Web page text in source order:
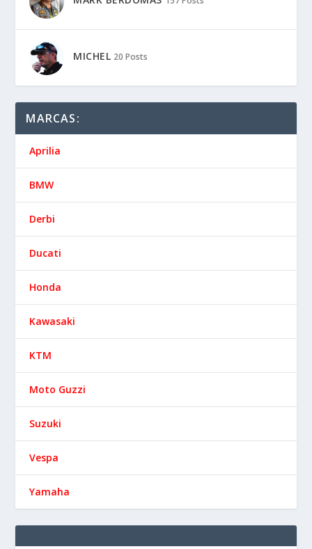
MICHEL 20 Posts
MARCAS:
Aprilia
BMW
Derbi
Ducati
Honda
Kawasaki
KTM
Moto Guzzi
Suzuki
Vespa
Yamaha